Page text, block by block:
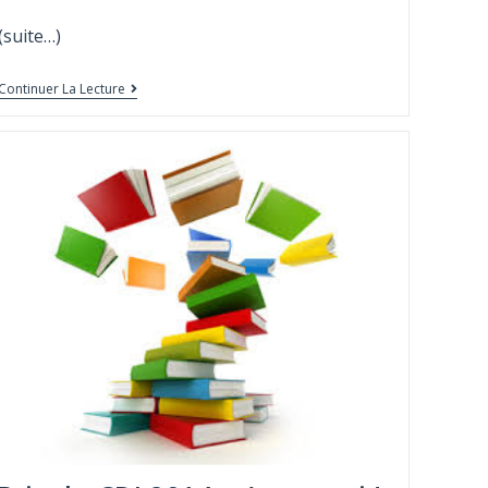
La Lecture